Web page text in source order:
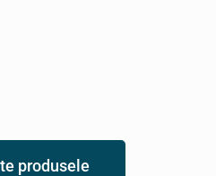
produsele